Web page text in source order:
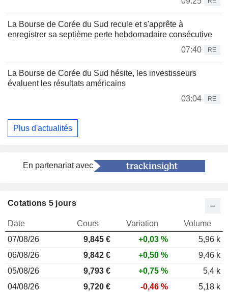
La Bourse de Corée du Sud recule et s'apprête à
enregistrer sa septième perte hebdomadaire consécutive
07:40
RE
La Bourse de Corée du Sud hésite, les investisseurs
évaluent les résultats américains
03:04
RE
Plus d'actualités
En partenariat avec
Cotations 5 jours
Date Cours Variation
Volume
07/08/26
9,845 € +0,03 %
5,96 k
06/08/26
9,842 € +0,50 %
9,46 k
05/08/26
9,793 € +0,75 %
5,4 k
04/08/26
9,720 € -0,46 %
5,18 k